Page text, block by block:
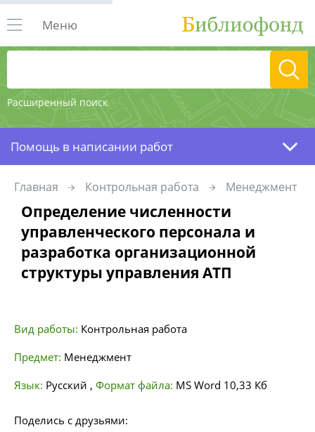
Расширенный поиск
Меню
Помощь в написании работ
Главная Контрольная работа Менеджмент
Определение численности
управленческого персонала и
разработка организационной
структуры управления АТП
Вид работы: Контрольная работа
Предмет: Менеджмент
Язык: Русский , Формат файла: MS Word 10,33 Кб
Поделись с друзьями: